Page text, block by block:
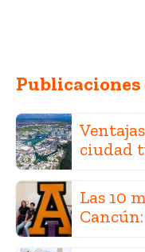
ciudad
Las 10